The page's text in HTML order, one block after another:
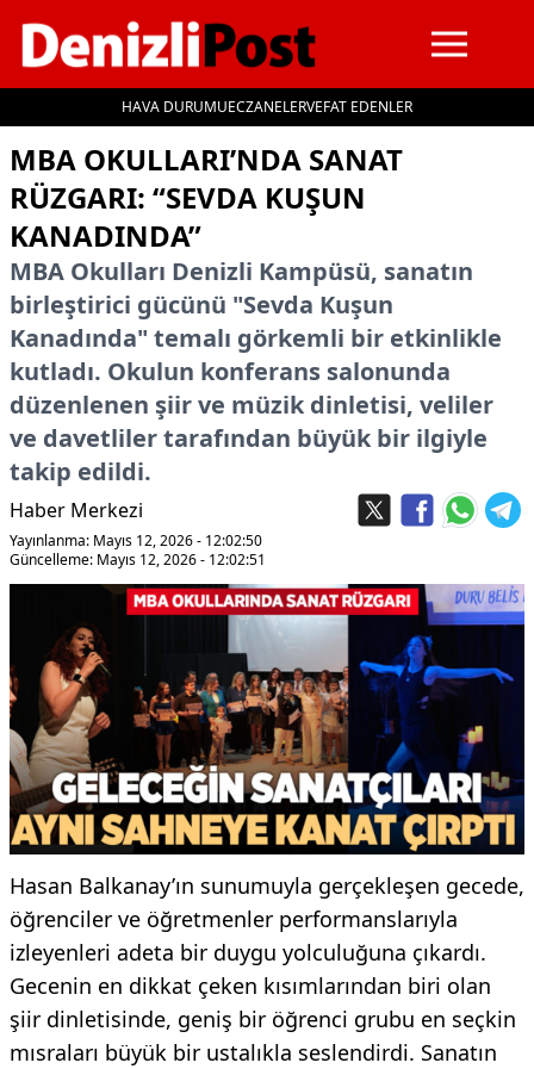
HAVA DURUMUECZANELERVEFAT EDENLER
MBA OKULLARI’NDA SANAT
RÜZGARI: “SEVDA KUŞUN
KANADINDA”
MBA Okulları Denizli Kampüsü, sanatın
birleştirici gücünü "Sevda Kuşun
Kanadında" temalı görkemli bir etkinlikle
kutladı. Okulun konferans salonunda
düzenlenen şiir ve müzik dinletisi, veliler
ve davetliler tarafından büyük bir ilgiyle
takip edildi.
Haber Merkezi
Yayınlanma: Mayıs 12, 2026 - 12:02:50
Güncelleme: Mayıs 12, 2026 - 12:02:51
​Hasan Balkanay’ın sunumuyla gerçekleşen gecede,
öğrenciler ve öğretmenler performanslarıyla
izleyenleri adeta bir duygu yolculuğuna çıkardı.
Gecenin en dikkat çeken kısımlarından biri olan
şiir dinletisinde, geniş bir öğrenci grubu en seçkin
mısraları büyük bir ustalıkla seslendirdi. Sanatın